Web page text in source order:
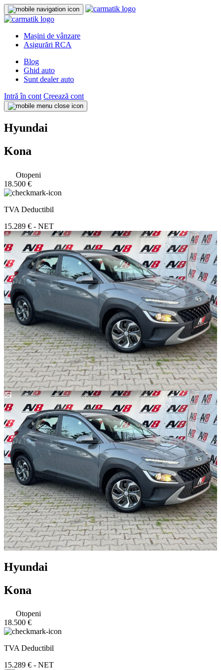
Mașini de vânzare
Asigurări RCA
Blog
Ghid auto
Sunt dealer auto
Intră în cont Creează cont
Hyundai
Kona
Otopeni
18.500 €
TVA Deductibil
15.289 € - NET
Hyundai
Kona
Otopeni
18.500 €
TVA Deductibil
15.289 € - NET